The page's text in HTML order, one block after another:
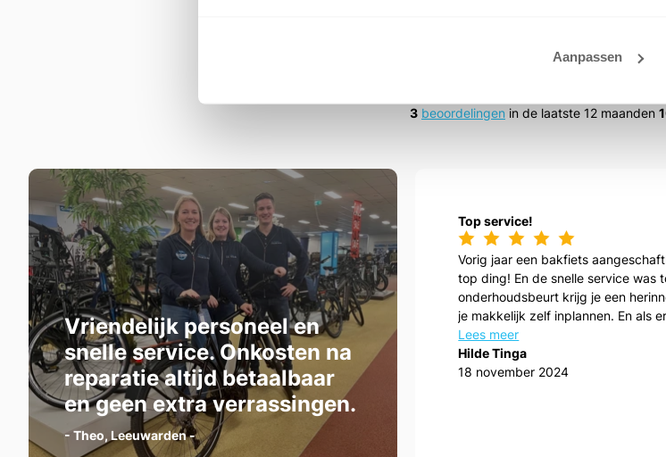
Aanpassen
Wat onze klanten
3 beoordelingen in de laatste 12 maanden
Vriendelijk personeel en
snelle service. Onkosten na
reparatie altijd betaalbaar
en geen extra verrassingen.
- Theo, Leeuwarden -
Top service!
Vorig jaar een bakfiets
top ding! En de snelle service was top!
onderhoudsbeurt krijg je een
je makkelijk zelf inplannen. En als
je ook zo even aanwippen!
Lees meer
Hilde Tinga
18 november 2024